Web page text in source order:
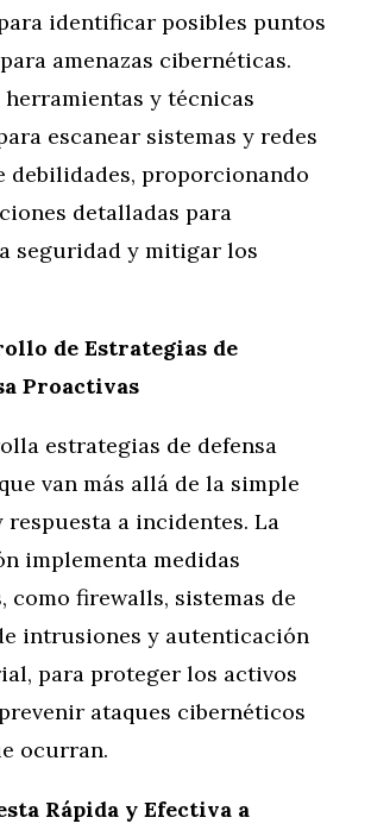
identificar posibles puntos
amenazas cibernéticas.
y técnicas
escanear sistemas y redes
debilidades, proporcionando
detalladas para
seguridad y mitigar los
de Estrategias de
Proactivas
estrategias de defensa
van más allá de la simple
respuesta a incidentes. La
implementa medidas
como firewalls, sistemas de
intrusiones y autenticación
para proteger los activos
ataques cibernéticos
ocurran.
Rápida y Efectiva a